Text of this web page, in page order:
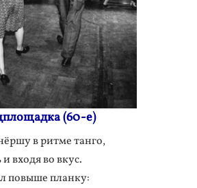
(60-е)
в ритме танго,
входя во вкус.
повыше планку: